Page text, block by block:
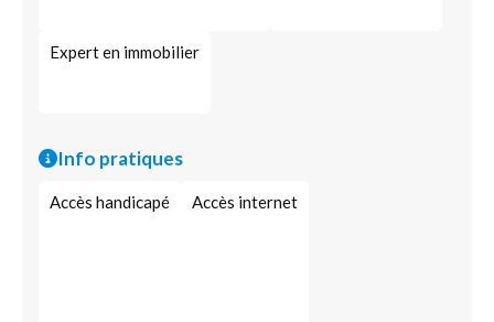
Expert en immobilier
Info pratiques
Accès handicapé Accès internet